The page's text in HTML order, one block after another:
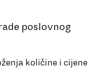
poslovnog
količine i cijene